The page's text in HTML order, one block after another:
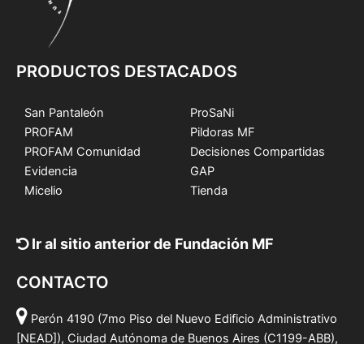
PRODUCTOS DESTACADOS
San Pantaleón
PROFAM
PROFAM Comunidad
Evidencia
Micelio
ProSaNi
Pildoras MF
Decisiones Compartidas
GAP
Tienda
Ir al sitio anterior de Fundación MF
CONTACTO
Perón 4190 (7mo Piso del Nuevo Edificio Administrativo
[NEAD]), Ciudad Autónoma de Buenos Aires (C1199-ABB),